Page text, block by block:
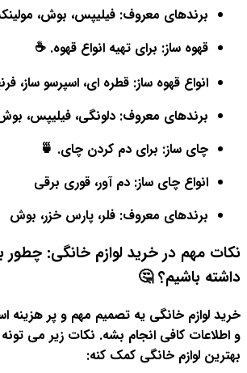
برندهای معروف: فیلیپس، بوش،
قهوه ساز: برای تهیه انواع قهوه. ☕
انواع قهوه ساز: قطره ای، اسپرسو ساز،
برندهای معروف: دلونگی، فیلیپس،
چای ساز: برای دم کردن چای. 🍵
انواع چای ساز: دم آور، قوری برقی
برندهای معروف: فلر، پارس خزر، بوش
نکات مهم در خرید لوازم خانگی: چطور
داشته باشیم؟ 🤔
خرید لوازم خانگی یه تصمیم مهم و پر
و اطلاعات کافی انجام بشه. نکات زیر می
بهترین لوازم خانگی کمک کنه: